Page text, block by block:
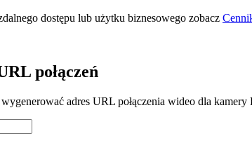
dostępu lub użytku biznesowego zobacz
połączeń
adres URL połączenia wideo dla kamery